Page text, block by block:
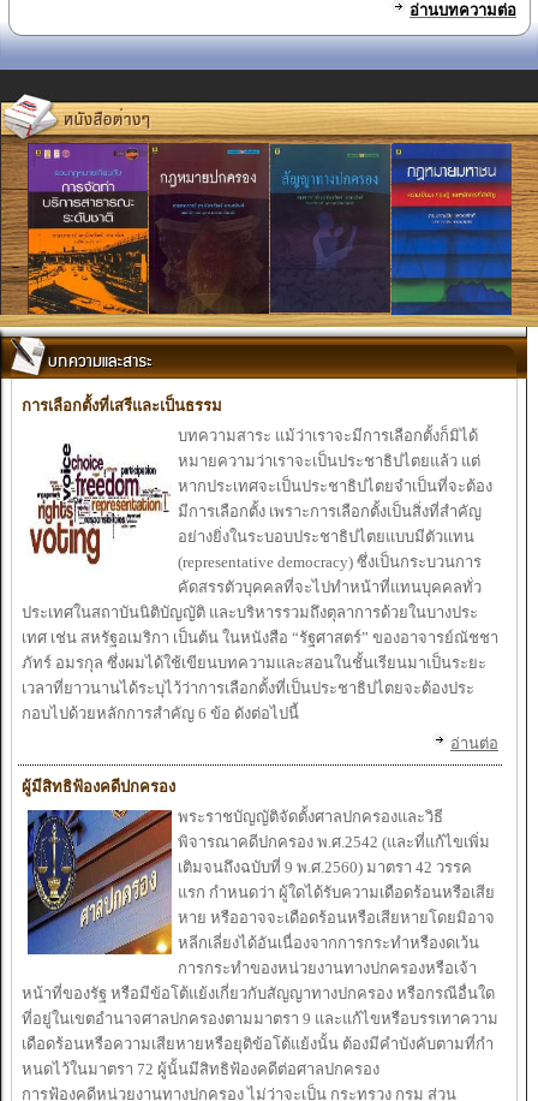
อ่านบทความต่อ
การเลือกตั้งที่เสรีและเป็นธรรม
บทความสาระ แม้ว่าเราจะมีการเลือกตั้งก็มิได้
หมายความว่าเราจะเป็นประชาธิปไตยแล้ว แต่
หากประเทศจะเป็นประชาธิปไตยจำเป็นที่จะต้อง
มีการเลือกตั้ง เพราะการเลือกตั้งเป็นสิ่งที่สำคัญ
อย่างยิ่งในระบอบประชาธิปไตยแบบมีตัวแทน
(representative democracy) ซึ่งเป็นกระบวนการ
คัดสรรตัวบุคคลที่จะไปทำหน้าที่แทนบุคคลทั่ว
ประเทศในสถาบันนิติบัญญัติ และบริหารรวมถึงตุลาการด้วยในบางประ
เทศ เช่น สหรัฐอเมริกา เป็นต้น ในหนังสือ “รัฐศาสตร์” ของอาจารย์ณัชชา
ภัทร์ อมรกุล ซึ่งผมได้ใช้เขียนบทความและสอนในชั้นเรียนมาเป็นระยะ
เวลาที่ยาวนานได้ระบุไว้ว่าการเลือกตั้งที่เป็นประชาธิปไตยจะต้องประ
กอบไปด้วยหลักการสำคัญ 6 ข้อ ดังต่อไปนี้
อ่านต่อ
ผู้มีสิทธิฟ้องคดีปกครอง
พระราชบัญญัติจัดตั้งศาลปกครองและวิธี
พิจารณาคดีปกครอง พ.ศ.2542 (และที่แก้ไขเพิ่ม
เติมจนถึงฉบับที่ 9 พ.ศ.2560) มาตรา 42 วรรค
แรก กำหนดว่า ผู้ใดได้รับความเดือดร้อนหรือเสีย
หาย หรืออาจจะเดือดร้อนหรือเสียหายโดยมิอาจ
หลีกเลี่ยงได้อันเนื่องจากการกระทำหรืองดเว้น
การกระทำของหน่วยงานทางปกครองหรือเจ้า
หน้าที่ของรัฐ หรือมีข้อโต้แย้งเกี่ยวกับสัญญาทางปกครอง หรือกรณีอื่นใด
ที่อยู่ในเขตอำนาจศาลปกครองตามมาตรา 9 และแก้ไขหรือบรรเทาความ
เดือดร้อนหรือความเสียหายหรือยุติข้อโต้แย้งนั้น ต้องมีคำบังคับตามที่กำ
หนดไว้ในมาตรา 72 ผู้นั้นมีสิทธิฟ้องคดีต่อศาลปกครอง
การฟ้องคดีหน่วยงานทางปกครองไม่ว่าจะเป็น กระทรวง กรม ส่วน